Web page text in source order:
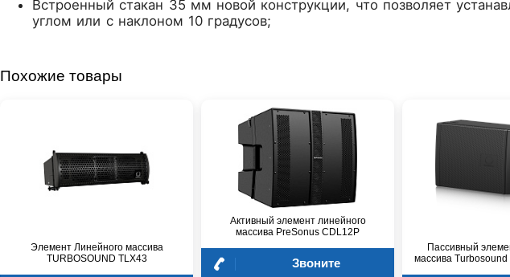
Встроенный стакан 35 мм новой конструкции, что позволяет
углом или с наклоном 10 градусов;
Похожие товары
Элемент Линейного массива
TURBOSOUND TLX43
Активный элемент линейного
массива PreSonus CDL12P
Звоните
Пассивный
массива